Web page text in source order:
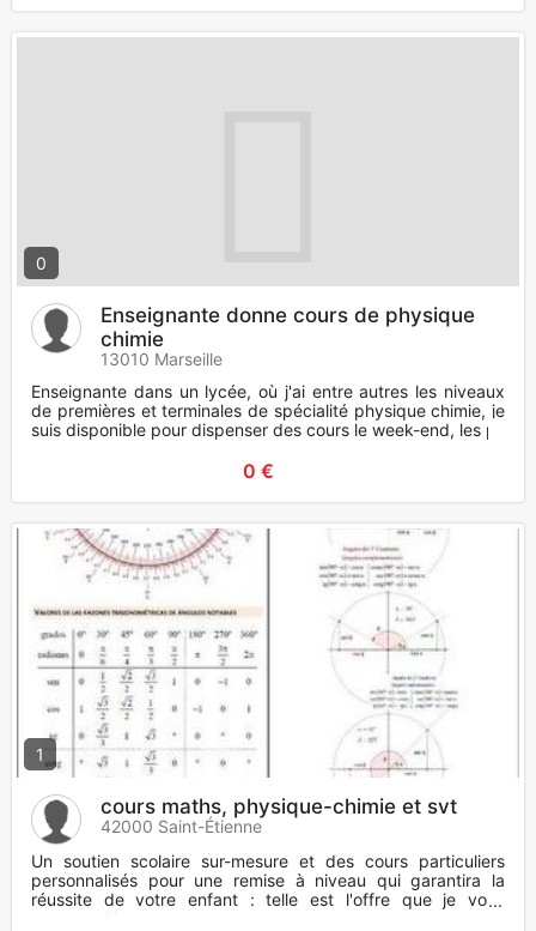
0
Enseignante donne cours de physique
chimie
13010 Marseille
Enseignante dans un lycée, où j'ai entre autres les niveaux
de premières et terminales de spécialité physique chimie, je
suis disponible pour dispenser des cours le week-end, les p
0 €
1
cours maths, physique-chimie et svt
42000 Saint-Étienne
Un soutien scolaire sur-mesure et des cours particuliers
personnalisés pour une remise à niveau qui garantira la
réussite de votre enfant : telle est l'offre que je vous
propose. U